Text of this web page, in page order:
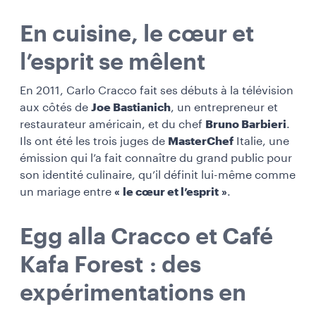
En cuisine, le cœur et
l’esprit se mêlent
En 2011, Carlo Cracco fait ses débuts à la télévision
aux côtés de Joe Bastianich, un entrepreneur et
restaurateur américain, et du chef Bruno Barbieri.
Ils ont été les trois juges de MasterChef Italie, une
émission qui l’a fait connaître du grand public pour
son identité culinaire, qu’il définit lui-même comme
un mariage entre « le cœur et l’esprit ».
Egg alla Cracco et Café
Kafa Forest : des
expérimentations en